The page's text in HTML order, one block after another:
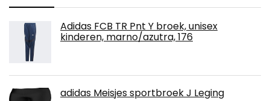
Adidas FCB TR Pnt Y broek, unisex
kinderen, marno/azutra, 176
adidas Meisjes sportbroek J Leging